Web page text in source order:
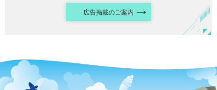
広告掲載のご案内